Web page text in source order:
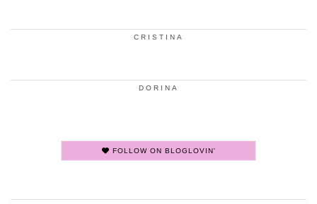
CRISTINA
DORINA
FOLLOW ON BLOGLOVIN'